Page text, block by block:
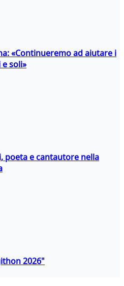
«Continueremo ad aiutare i
soli»
poeta e cantautore nella
2026"